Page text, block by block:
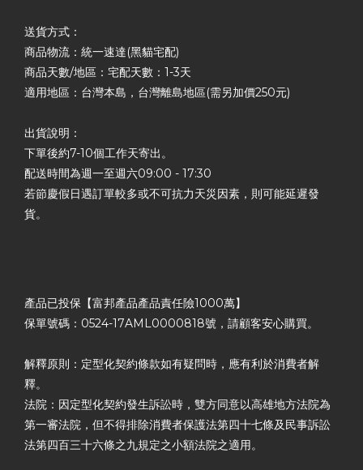
送貨方式：
商品物流：統一速達(黑貓宅配)
商品天數/地區：宅配天數：1-3天
適用地區：台灣本島，台灣離島地區(需另加價250元)
出貨說明：
下單後約7-10個工作天寄出。
配送時間為週一至週六09:00 - 17:30
若節慶假日遇訂單較多或不可抗力天災因素，則可能延遲發
貨。
產品已投保【富邦產品產品責任險1000萬】
保單號碼：0524-17AML0000818號，請顧客安心購買。
解釋原則：定型化契約條款如有疑問時，應有利於消費者解
釋。
法院：因定型化契約發生訴訟時，雙方同意以高雄地方法院為
第一審法院，但不得排除消費者保護法第四十七條及民事訴訟
法第四百三十六條之九規定之小額法院之適用。